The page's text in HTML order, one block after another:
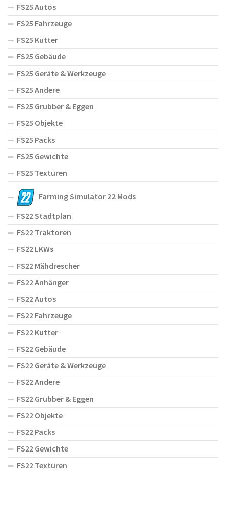
FS25 Autos
FS25 Fahrzeuge
FS25 Kutter
FS25 Gebäude
FS25 Geräte & Werkzeuge
FS25 Andere
FS25 Grubber & Eggen
FS25 Objekte
FS25 Packs
FS25 Gewichte
FS25 Texturen
Farming Simulator 22 Mods
FS22 Stadtplan
FS22 Traktoren
FS22 LKWs
FS22 Mähdrescher
FS22 Anhänger
FS22 Autos
FS22 Fahrzeuge
FS22 Kutter
FS22 Gebäude
FS22 Geräte & Werkzeuge
FS22 Andere
FS22 Grubber & Eggen
FS22 Objekte
FS22 Packs
FS22 Gewichte
FS22 Texturen